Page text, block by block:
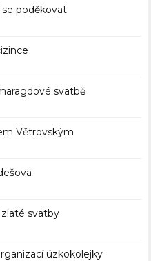
se poděkovat
svatbě
Větrovským
svatby
úzkokolejky